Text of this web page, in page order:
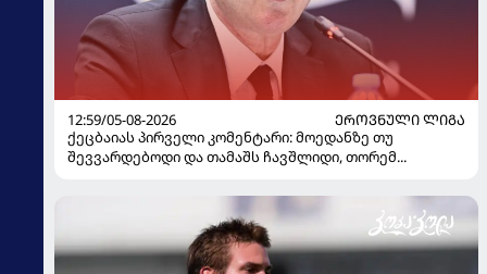
12:59/05-08-2026
ᲔᲠᲝᲕᲜᲣᲚᲘ ᲚᲘᲒᲐ
ქეცბაიას პირველი კომენტარი: მოედანზე თუ
შევვარდებოდი და თამაშს ჩავშლიდი, თორემ...